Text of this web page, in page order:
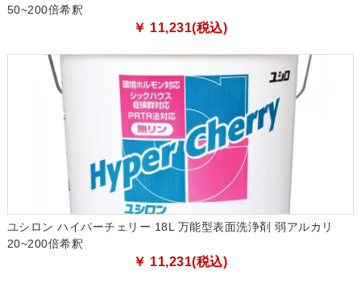
50~200倍希釈
￥ 11,231(税込)
ユシロン ハイパーチェリー 18L 万能型表面洗浄剤 弱アルカリ
20~200倍希釈
￥ 11,231(税込)